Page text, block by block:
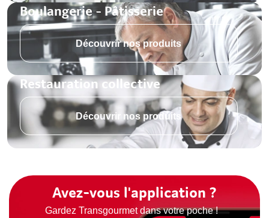
Boulangerie - Pâtisserie
Découvrir nos produits
Restauration collective
Découvrir nos produits
Avez-vous l'application ?
Gardez Transgourmet dans votre poche !